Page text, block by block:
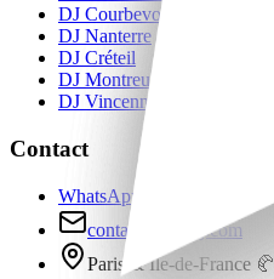
DJ Courbevoie
DJ Nanterre
DJ Créteil
DJ Montreuil
DJ Vincennes
Contact
WhatsApp
contact@sos-dj.com
Paris & Île-de-France 🥐